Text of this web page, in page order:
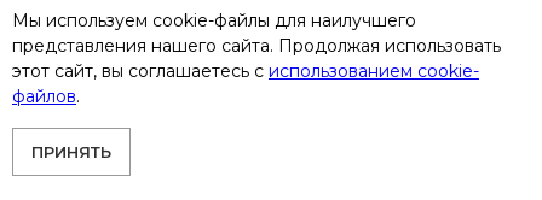
Мы используем cookie-файлы для наилучшего
представления нашего сайта. Продолжая использовать
этот сайт, вы соглашаетесь с использованием cookie-
файлов.
ПРИНЯТЬ